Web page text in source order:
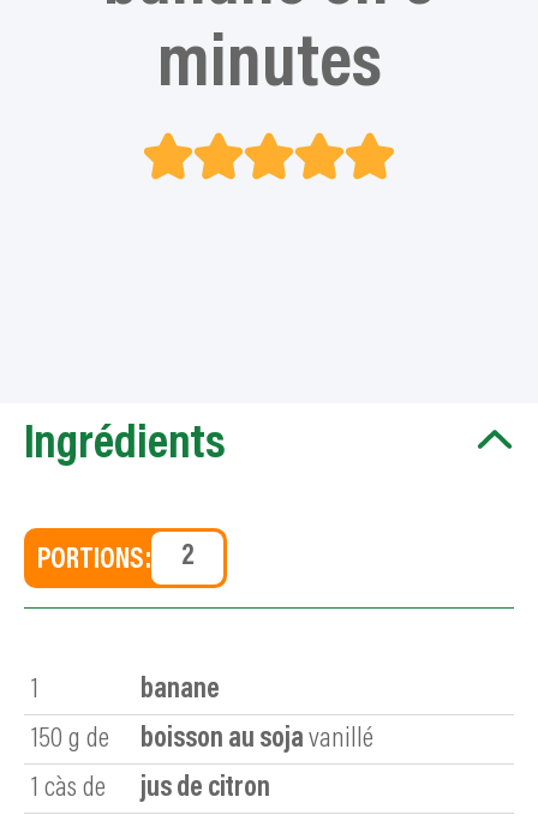
minutes
Ingrédients
PORTIONS:
1
banane
150 g de boisson au soja vanillé
1 càs de
jus de citron